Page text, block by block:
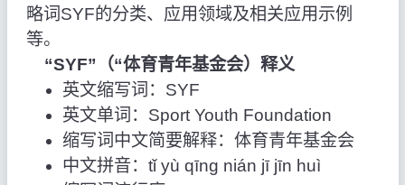
略词SYF的分类、应用领域及相关应用示例
等。
“SYF”（“体育青年基金会）释义
英文缩写词：SYF
英文单词：Sport Youth Foundation
缩写词中文简要解释：体育青年基金会
中文拼音：tǐ yù qīng nián jī jīn huì